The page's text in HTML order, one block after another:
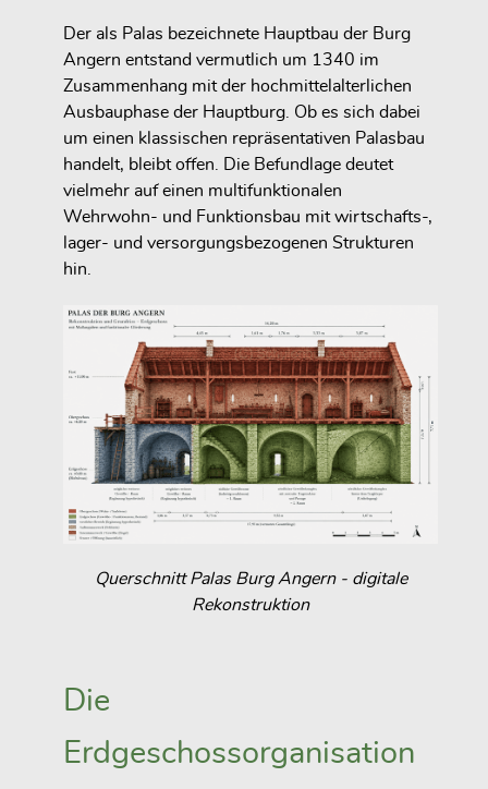
Der als Palas bezeichnete Hauptbau der Burg
Angern entstand vermutlich um 1340 im
Zusammenhang mit der hochmittelalterlichen
Ausbauphase der Hauptburg. Ob es sich dabei
um einen klassischen repräsentativen Palasbau
handelt, bleibt offen. Die Befundlage deutet
vielmehr auf einen multifunktionalen
Wehrwohn- und Funktionsbau mit wirtschafts-,
lager- und versorgungsbezogenen Strukturen
hin.
Querschnitt Palas Burg Angern - digitale
Rekonstruktion
Die
Erdgeschossorganisation